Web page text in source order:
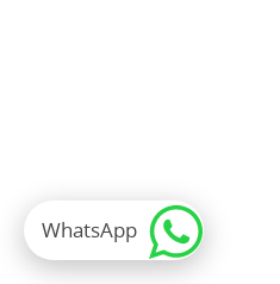
WhatsApp